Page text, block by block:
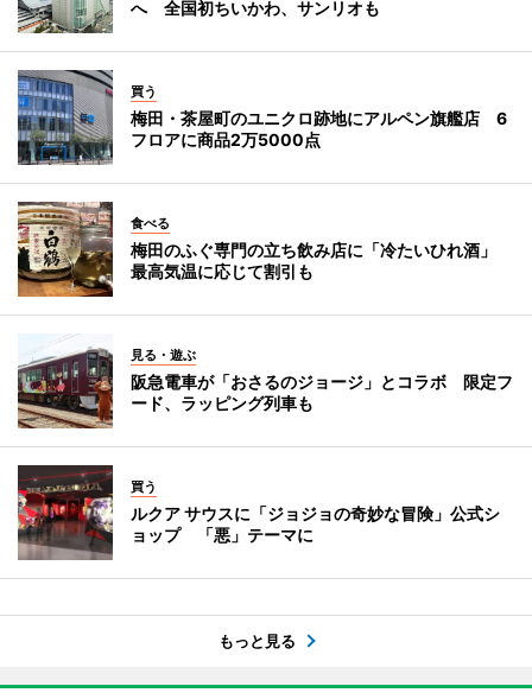
へ 全国初ちいかわ、サンリオも
買う
梅田・茶屋町のユニクロ跡地にアルペン旗艦店 6
フロアに商品2万5000点
食べる
梅田のふぐ専門の立ち飲み店に「冷たいひれ酒」
最高気温に応じて割引も
見る・遊ぶ
阪急電車が「おさるのジョージ」とコラボ 限定フ
ード、ラッピング列車も
買う
ルクア サウスに「ジョジョの奇妙な冒険」公式シ
ョップ 「悪」テーマに
もっと見る